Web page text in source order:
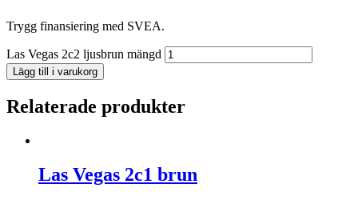
Trygg finansiering med SVEA.
Las Vegas 2c2 ljusbrun mängd
Lägg till i varukorg
Relaterade produkter
Las Vegas 2c1 brun